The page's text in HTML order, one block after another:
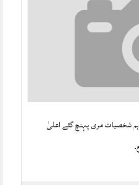
شخصیات مری پہنچ گئے اعلیٰ